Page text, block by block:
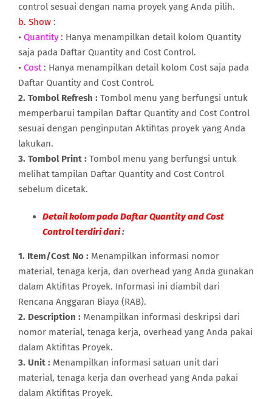
control sesuai dengan nama proyek yang Anda pilih.
b. Show :
• Quantity : Hanya menampilkan detail kolom Quantity
saja pada Daftar Quantity and Cost Control.
• Cost : Hanya menampilkan detail kolom Cost saja pada
Daftar Quantity and Cost Control.
2. Tombol Refresh : Tombol menu yang berfungsi untuk
memperbarui tampilan Daftar Quantity and Cost Control
sesuai dengan penginputan Aktifitas proyek yang Anda
lakukan.
3. Tombol Print : Tombol menu yang berfungsi untuk
melihat tampilan Daftar Quantity and Cost Control
sebelum dicetak.
Detail kolom pada Daftar Quantity and Cost
Control terdiri dari:
1. Item/Cost No : Menampilkan informasi nomor
material, tenaga kerja, dan overhead yang Anda gunakan
dalam Aktifitas Proyek. Informasi ini diambil dari
Rencana Anggaran Biaya (RAB).
2. Description : Menampilkan informasi deskripsi dari
nomor material, tenaga kerja, overhead yang Anda pakai
dalam Aktifitas Proyek.
3. Unit : Menampilkan informasi satuan unit dari
material, tenaga kerja dan overhead yang Anda pakai
dalam Aktifitas Proyek.